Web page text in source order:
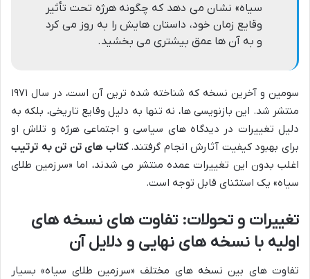
سیاه» نشان می دهد که چگونه هرژه تحت تأثیر
وقایع زمان خود، داستان هایش را به روز می کرد
و به آن ها عمق بیشتری می بخشید.
سومین و آخرین نسخه که شناخته شده ترین آن است، در سال ۱۹۷۱
منتشر شد. این بازنویسی ها، نه تنها به دلیل وقایع تاریخی، بلکه به
دلیل تغییرات در دیدگاه های سیاسی و اجتماعی هرژه و تلاش او
برای بهبود کیفیت آثارش انجام گرفتند.کتاب های تن تن به ترتیب
اغلب بدون این تغییرات عمده منتشر می شدند، اما «سرزمین طلای
سیاه» یک استثنای قابل توجه است.
تغییرات و تحولات: تفاوت های نسخه های
اولیه با نسخه های نهایی و دلایل آن
تفاوت های بین نسخه های مختلف «سرزمین طلای سیاه» بسیار